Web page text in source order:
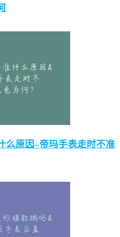
么原因–帝玛手表走时不准